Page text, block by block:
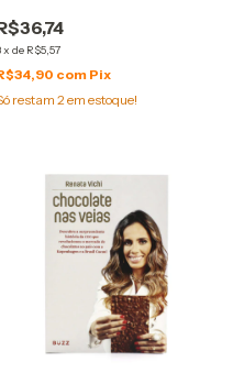
x de R$5,57
com Pix
restam 2em estoque!